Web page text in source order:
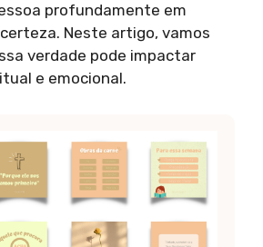
profundamente em
Neste artigo, vamos
verdade pode impactar
e emocional.